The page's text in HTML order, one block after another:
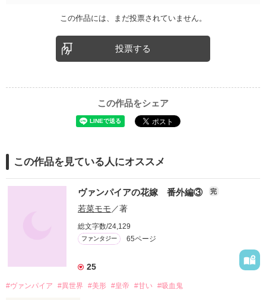
この作品には、まだ投票されていません。
投票する
この作品をシェア
この作品を見ている人にオススメ
ヴァンパイアの花嫁 番外編③ 完
若菜モモ ／著
総文字数/24,129
ファンタジー 65ページ
25
#ヴァンパイア #異世界 #美形 #皇帝 #甘い #吸血鬼